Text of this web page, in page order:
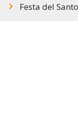
Festa del